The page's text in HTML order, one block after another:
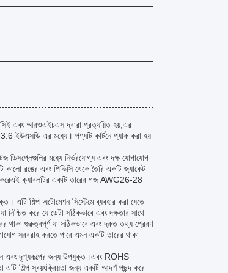
সিই এবং আরওএইচএস দ্বারা প্রত্যয়িত হয়,এর
3.6 ইউএসডি এর মধ্যে। পণ্যটি কার্টনে প্যাক করা হয়
ডিসপ্লেগুলির মধ্যে নির্ভরযোগ্য এবং দক্ষ যোগাযোগ
রঙের এবং পিভিসি থেকে তৈরি একটি জ্যাকেট
করেএই ক্যাবলটির একটি তারের গজ AWG26-28
এটি শিল্প অটোমেশন সিস্টেমে ব্যবহার করা যেতে
করে যে ডেটা সঠিকভাবে এবং দক্ষতার সাথে
থাকা গুরুত্বপূর্ণ যা সঠিকভাবে এবং দ্রুত তথ্য প্রেরণ
সরবরাহ করতে পারে এমন একটি তারের থাকা
এবং দৃশ্যকল্পের জন্য উপযুক্ত।এবং ROHS
এটি শিল্প স্বয়ংক্রিয়তা জন্য একটি আদর্শ পছন্দ করে